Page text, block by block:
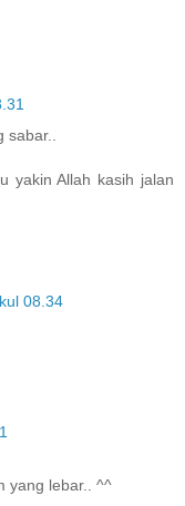
yakin Allah kasih jalan
08.34
yang lebar.. ^^